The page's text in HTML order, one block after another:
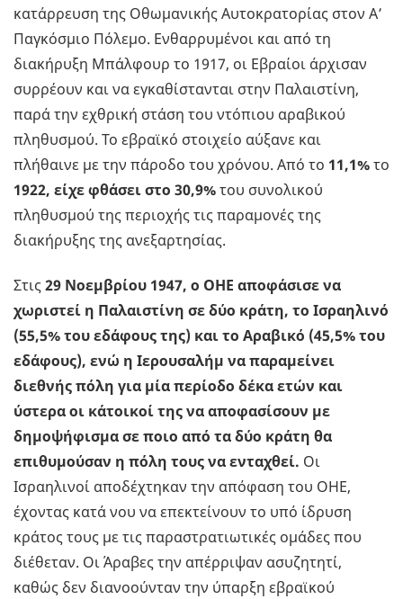
κατάρρευση της Οθωμανικής Αυτοκρατορίας στον Α’
Παγκόσμιο Πόλεμο. Ενθαρρυμένοι και από τη
διακήρυξη Μπάλφουρ το 1917, οι Εβραίοι άρχισαν
συρρέουν και να εγκαθίστανται στην Παλαιστίνη,
παρά την εχθρική στάση του ντόπιου αραβικού
πληθυσμού. Το εβραϊκό στοιχείο αύξανε και
πλήθαινε με την πάροδο του χρόνου. Από το 11,1%το
1922, είχε φθάσει στο 30,9%του συνολικού
πληθυσμού της περιοχής τις παραμονές της
διακήρυξης της ανεξαρτησίας.
Στις29 Νοεμβρίου 1947, ο ΟΗΕ αποφάσισε να
χωριστεί η Παλαιστίνη σε δύο κράτη, το Ισραηλινό
(55,5% του εδάφους της) και το Αραβικό (45,5% του
εδάφους), ενώ η Ιερουσαλήμ να παραμείνει
διεθνής πόλη για μία περίοδο δέκα ετών και
ύστερα οι κάτοικοί της να αποφασίσουν με
δημοψήφισμα σε ποιο από τα δύο κράτη θα
επιθυμούσαν η πόλη τους να ενταχθεί. Οι
Ισραηλινοί αποδέχτηκαν την απόφαση του ΟΗΕ,
έχοντας κατά νου να επεκτείνουν το υπό ίδρυση
κράτος τους με τις παραστρατιωτικές ομάδες που
διέθεταν. Οι Άραβες την απέρριψαν ασυζητητί,
καθώς δεν διανοούνταν την ύπαρξη εβραϊκού